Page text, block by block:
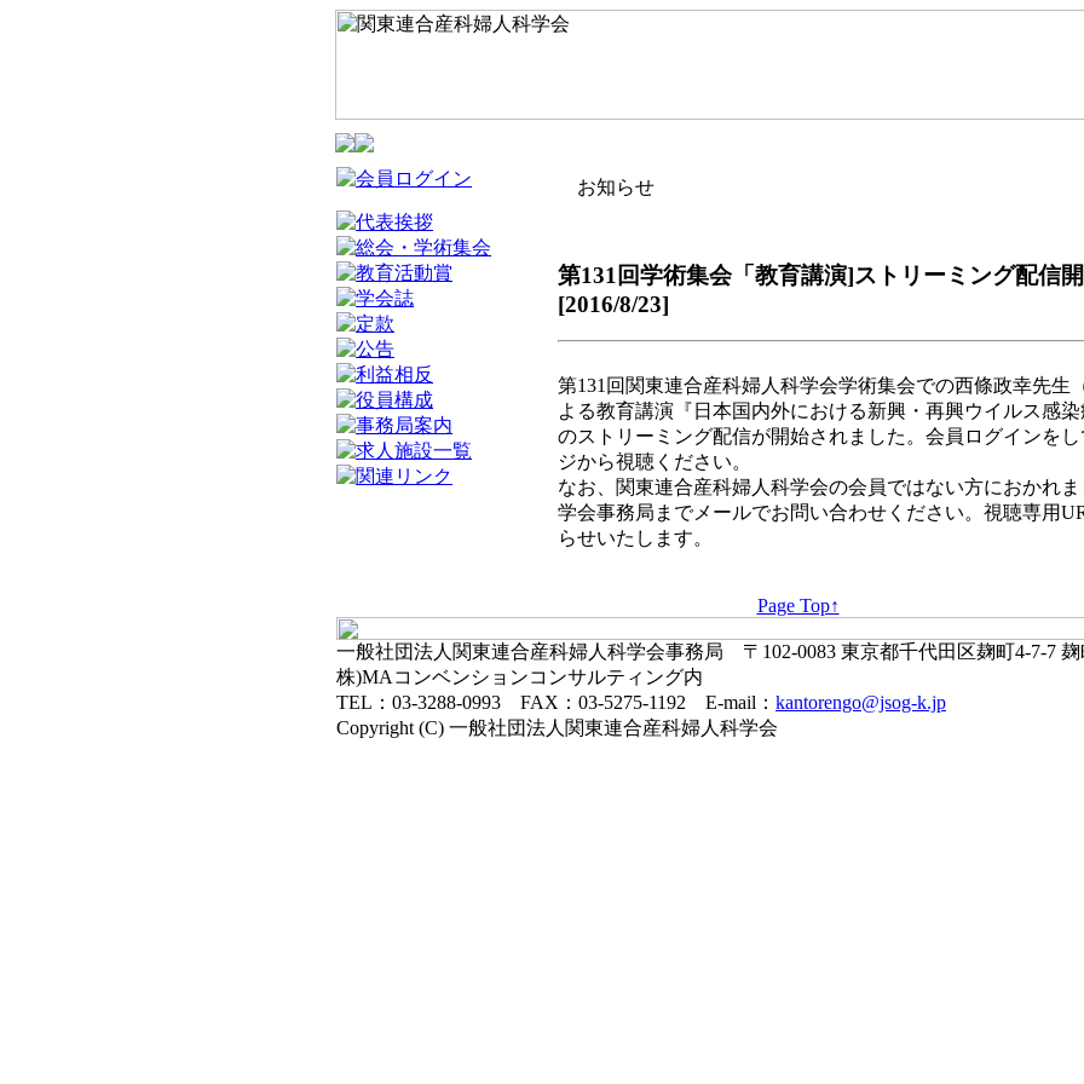
お知らせ
第131回学術集会「教育講演]ストリーミング配信
[2016/8/23]
第131回関東連合産科婦人科学会学術集会での西條政幸先生
よる教育講演『日本国内外における新興・再興ウイルス感染
のストリーミング配信が開始されました。会員ログインを
ジから視聴ください。
なお、関東連合産科婦人科学会の会員ではない方におかれ
学会事務局までメールでお問い合わせください。視聴専用
らせいたします。
Page Top↑
一般社団法人関東連合産科婦人科学会事務局 〒102-0083 東京都千代田区麹町4-7-7
株)MAコンベンションコンサルティング内
TEL：03-3288-0993 FAX：03-5275-1192 E-mail： kantorengo@jsog-k.jp
Copyright (C) 一般社団法人関東連合産科婦人科学会